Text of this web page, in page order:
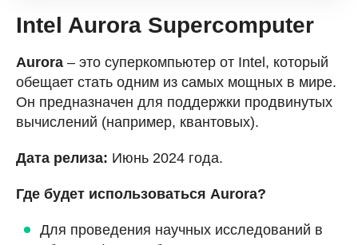
Intel Aurora Supercomputer
Aurora – это суперкомпьютер от Intel, который
обещает стать одним из самых мощных в мире.
Он предназначен для поддержки продвинутых
вычислений (например, квантовых).
Дата релиза: Июнь 2024 года.
Где будет использоваться Aurora?
Для проведения научных исследований в